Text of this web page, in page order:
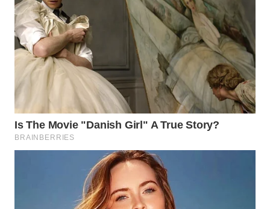
WN
DEPOK
WN
TAPANULI
WN
SAMOSIR